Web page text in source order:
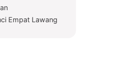
Empat Lawang